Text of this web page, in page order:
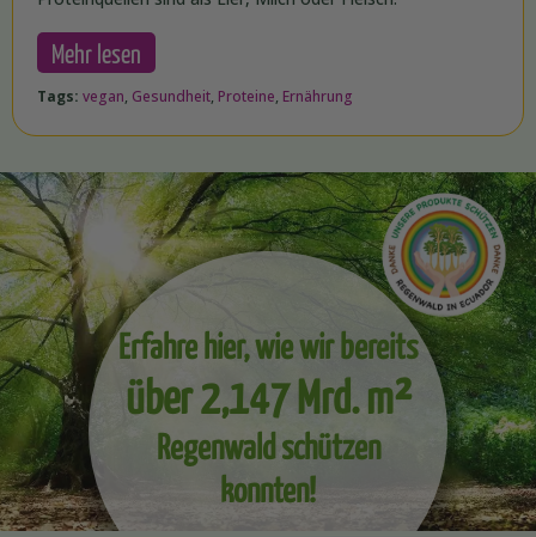
Mehr lesen
Tags: vegan, Gesundheit, Proteine, Ernährung
Erfahre hier, wie wir bereits
über 2,147 Mrd. m²
Regenwald schützen
konnten!